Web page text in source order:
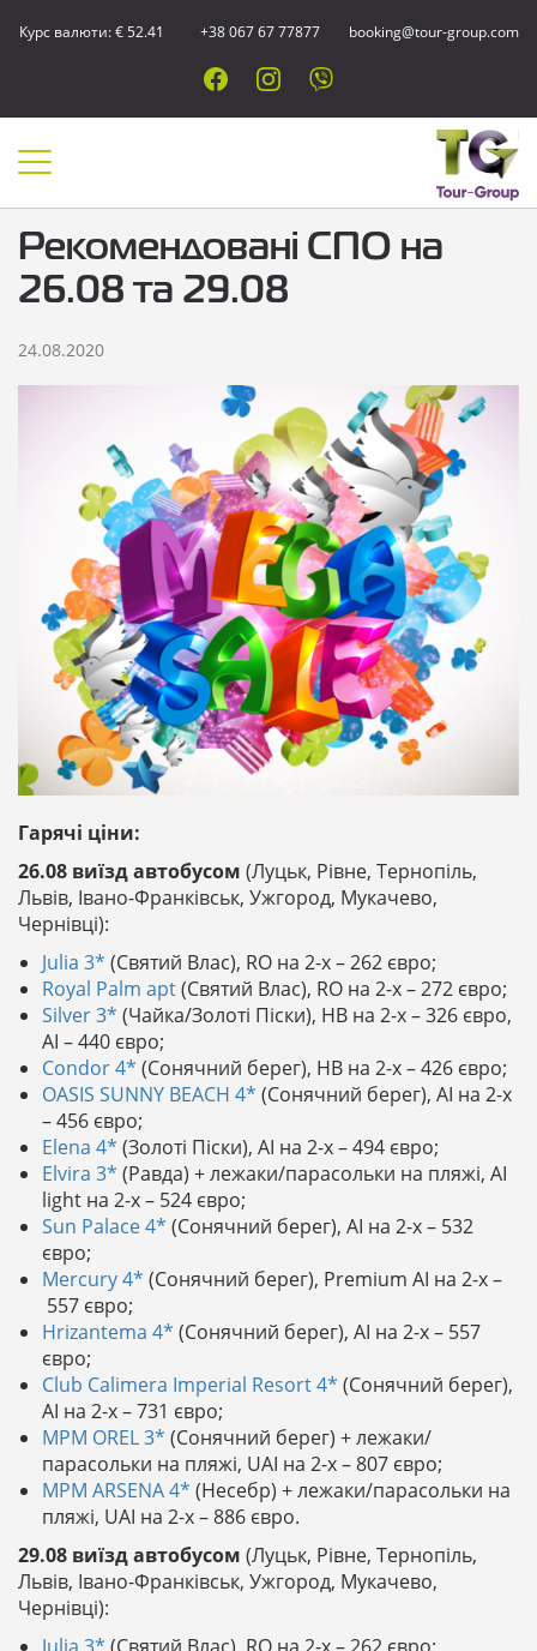
Курс валюти: € 52.41 +38 067 67 77877 booking@tour-group.com
Рекомендовані СПО на
26.08 та 29.08
24.08.2020
Гарячі ціни:
26.08 виїзд автобусом (Луцьк, Рівне, Тернопіль,
Львів, Івано-Франківськ, Ужгород, Мукачево,
Чернівці):
Julia 3* (Святий Влас), RO на 2-х – 262 євро;
Royal Palm apt(Святий Влас), RO на 2-х – 272 євро;
Silver 3* (Чайка/Золоті Піски), HB на 2-х – 326 євро,
AI – 440 євро;
Condor 4* (Сонячний берег), HB на 2-х – 426 євро;
OASIS SUNNY BEACH 4* (Сонячний берег), AI на 2-х
– 456 євро;
Elena 4* (Золоті Піски), AI на 2-х – 494 євро;
Elvira 3* (Равда) + лежаки/парасольки на пляжі, AI
light на 2-х – 524 євро;
Sun Palace 4* (Сонячний берег), AI на 2-х – 532
євро;
Mercury 4* (Сонячний берег), Premium AI на 2-х –
557 євро;
Hrizantema 4* (Сонячний берег), AI на 2-х – 557
євро;
Club Calimera Imperial Resort 4* (Сонячний берег),
AI на 2-х – 731 євро;
MPM OREL 3* (Сонячний берег) + лежаки/
парасольки на пляжі, UAI на 2-х – 807 євро;
MPM ARSENA 4* (Несебр) + лежаки/парасольки на
пляжі, UAI на 2-х – 886 євро.
29.08 виїзд автобусом (Луцьк, Рівне, Тернопіль,
Львів, Івано-Франківськ, Ужгород, Мукачево,
Чернівці):